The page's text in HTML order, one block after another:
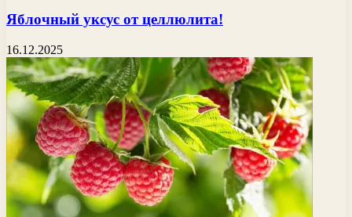
Яблочный уксус от целлюлита!
16.12.2025